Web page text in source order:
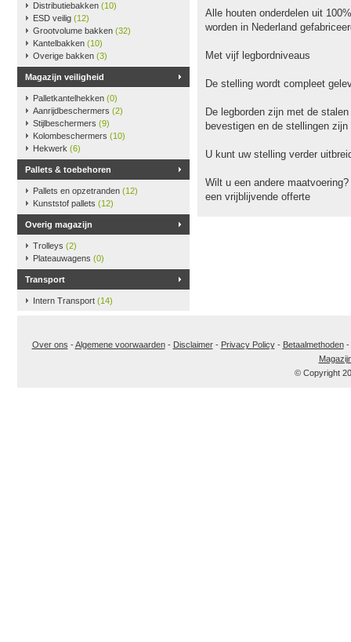
Distributiebakken (10)
ESD veilig (12)
Grootvolume bakken (32)
Kantelbakken (10)
Overige bakken (3)
Magazijn veiligheid
Palletkantelhekken (0)
Aanrijdbeschermers (2)
Stijlbeschermers (9)
Kolombeschermers (10)
Hekwerk (6)
Pallets & toebehoren
Pallets en opzetranden (12)
Kunststof pallets (12)
Overig magazijn
Trolleys (2)
Plateauwagens (0)
Transport
Intern Transport (14)
Alle houten onderdelen uit
worden in Nederland
Met vijf legbordniveaus
De stelling wordt compleet
De legborden zijn met de
bevestigen en de stellingen
U kunt uw stelling verder
Wilt u een andere
een vrijblijvende offerte
Over ons -Algemene voorwaarden- Disclaimer- Privacy Policy- Betaalmethoden-
© Copyright